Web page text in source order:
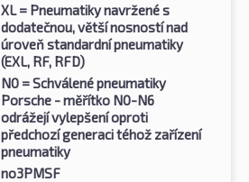
XL= Pneumatiky navržené s
dodatečnou, větší nosností nad
úroveň standardní pneumatiky
(EXL, RF, RFD)
N0 = Schválené pneumatiky
Porsche - měřítko N0-N6
odrážejí vylepšení oproti
předchozí generaci téhož zařízení
pneumatiky
no3PMSF